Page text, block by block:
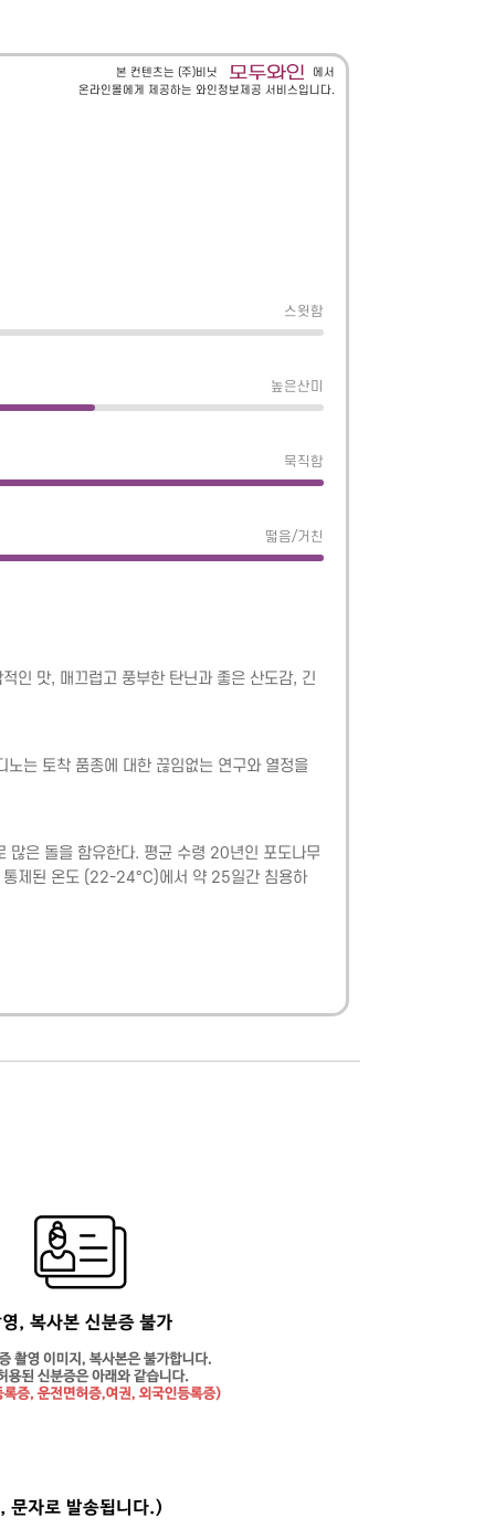
본 컨텐츠는 (주)비닛
에서
온라인몰에게 제공하는 와인정보제공 서비스입니다.
스윗함
높은산미
묵직함
떫음/거친
인 맛, 매끄럽고 풍부한 탄닌과 좋은 산도감, 긴
는 토착 품종에 대한 끊임없는 연구와 열정을
많은 돌을 함유한다. 평균 수령 20년인 포도나무
통제된 온도 (22-24°C)에서 약 25일간 침용하